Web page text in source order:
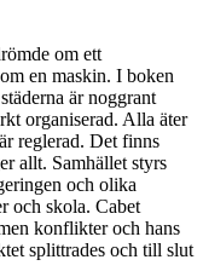
om ett
en maskin. I boken
är noggrant
organiserad. Alla äter
reglerad. Det finns
allt. Samhället styrs
och olika
och skola. Cabet
konflikter och hans
splittrades och till slut